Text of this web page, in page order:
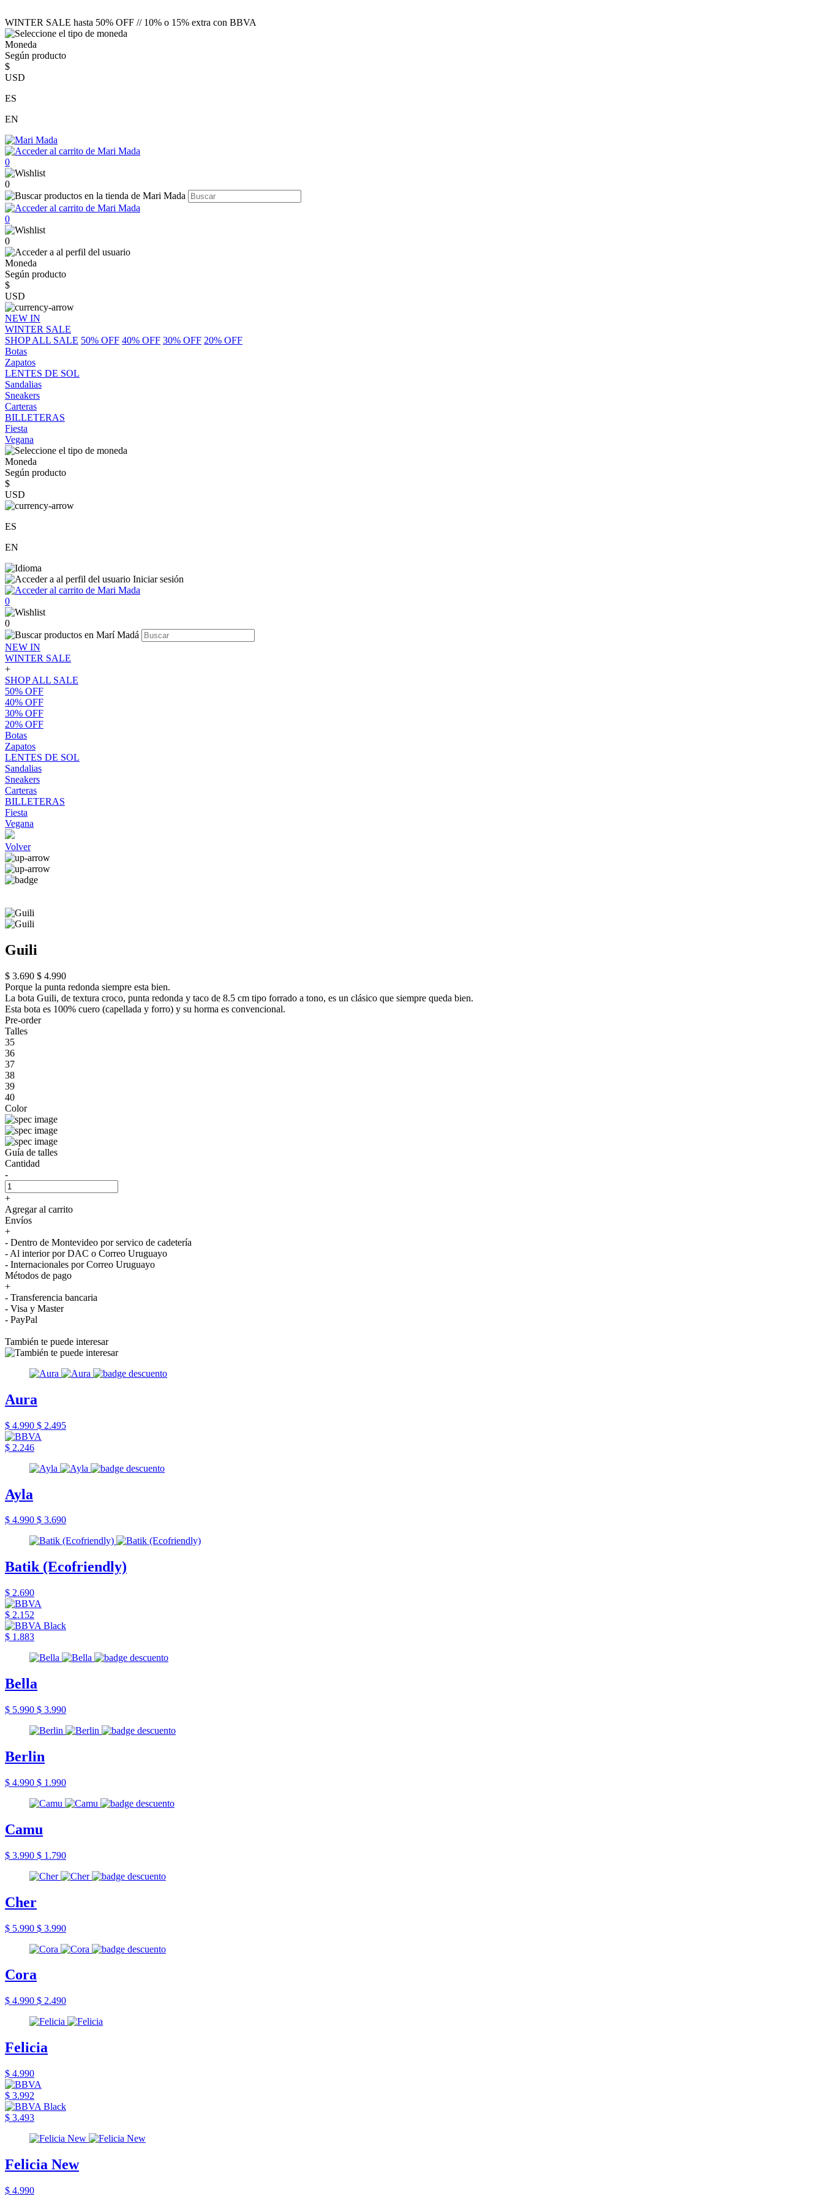
WINTER SALE hasta 50% OFF // 10% o 15% extra con BBVA
Moneda
Según producto
$
USD
ES
EN
0
0
0
0
Moneda
Según producto
$
USD
NEW IN
WINTER SALE
SHOP ALL SALE 50% OFF 40% OFF 30% OFF 20% OFF
Botas
Zapatos
LENTES DE SOL
Sandalias
Sneakers
Carteras
BILLETERAS
Fiesta
Vegana
Moneda
Según producto
$
USD
ES
EN
Iniciar sesión
0
0
NEW IN
WINTER SALE
+
SHOP ALL SALE
50% OFF
40% OFF
30% OFF
20% OFF
Botas
Zapatos
LENTES DE SOL
Sandalias
Sneakers
Carteras
BILLETERAS
Fiesta
Vegana
Volver
Guili
$ 3.690 $ 4.990
Porque la punta redonda siempre esta bien.
La bota Guili, de textura croco, punta redonda y taco de 8.5 cm tipo forrado a tono, es un clásico que siempre queda bien.
Esta bota es 100% cuero (capellada y forro) y su horma es convencional.
Pre-order
Talles
35
36
37
38
39
40
Color
Guía de talles
Cantidad
-
+
Agregar al carrito
Envíos
+
- Dentro de Montevideo por servico de cadetería
- Al interior por DAC o Correo Uruguayo
- Internacionales por Correo Uruguayo
Métodos de pago
+
- Transferencia bancaria
- Visa y Master
- PayPal
También te puede interesar
Aura
$ 4.990 $ 2.495
$ 2.246
Ayla
$ 4.990 $ 3.690
Batik (Ecofriendly)
$ 2.690
$ 2.152
$ 1.883
Bella
$ 5.990 $ 3.990
Berlin
$ 4.990 $ 1.990
Camu
$ 3.990 $ 1.790
Cher
$ 5.990 $ 3.990
Cora
$ 4.990 $ 2.490
Felicia
$ 4.990
$ 3.992
$ 3.493
Felicia New
$ 4.990